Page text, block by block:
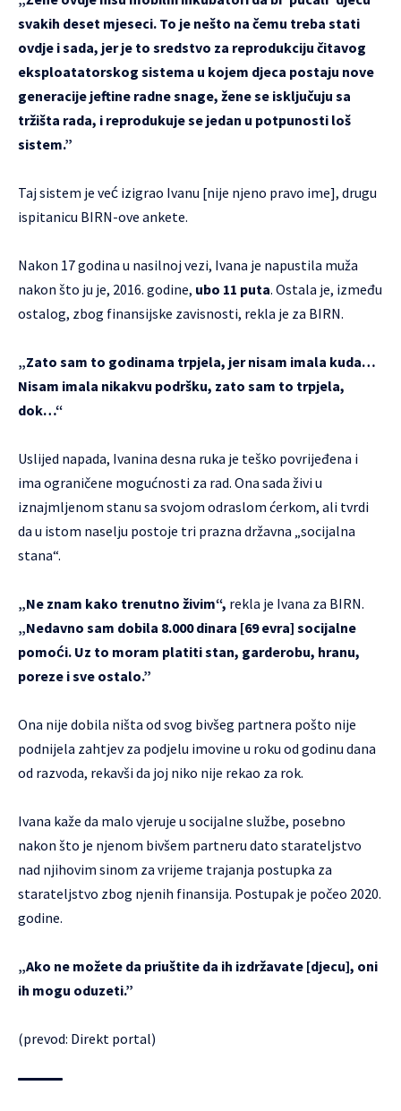
svakih deset mjeseci. To je nešto na čemu treba stati
ovdje i sada, jer je to sredstvo za reprodukciju čitavog
eksploatatorskog sistema u kojem djeca postaju nove
generacije jeftine radne snage, žene se isključuju sa
tržišta rada, i reprodukuje se jedan u potpunosti loš
sistem.”
Taj sistem je već izigrao Ivanu [nije njeno pravo ime], drugu
ispitanicu BIRN-ove ankete.
Nakon 17 godina u nasilnoj vezi, Ivana je napustila muža
nakon što ju je, 2016. godine, ubo 11 puta. Ostala je, između
ostalog, zbog finansijske zavisnosti, rekla je za BIRN.
„Zato sam to godinama trpjela, jer nisam imala kuda…
Nisam imala nikakvu podršku, zato sam to trpjela,
dok…“
Uslijed napada, Ivanina desna ruka je teško povrijeđena i
ima ograničene mogućnosti za rad. Ona sada živi u
iznajmljenom stanu sa svojom odraslom ćerkom, ali tvrdi
da u istom naselju postoje tri prazna državna „socijalna
stana“.
„Ne znam kako trenutno živim“, rekla je Ivana za BIRN.
„Nedavno sam dobila 8.000 dinara [69 evra] socijalne
pomoći. Uz to moram platiti stan, garderobu, hranu,
poreze i sve ostalo.”
Ona nije dobila ništa od svog bivšeg partnera pošto nije
podnijela zahtjev za podjelu imovine u roku od godinu dana
od razvoda, rekavši da joj niko nije rekao za rok.
Ivana kaže da malo vjeruje u socijalne službe, posebno
nakon što je njenom bivšem partneru dato starateljstvo
nad njihovim sinom za vrijeme trajanja postupka za
starateljstvo zbog njenih finansija. Postupak je počeo 2020.
godine.
„Ako ne možete da priuštite da ih izdržavate [djecu], oni
ih mogu oduzeti.”
(prevod: Direkt portal)